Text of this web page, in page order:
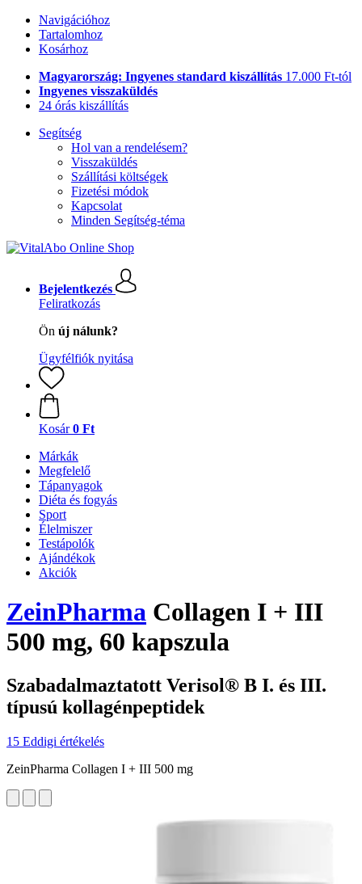
Navigációhoz
Tartalomhoz
Kosárhoz
Magyarország: Ingyenes standard kiszállítás 17.000 Ft-tól
Ingyenes visszaküldés
24 órás kiszállítás
Segítség
Hol van a rendelésem?
Visszaküldés
Szállítási költségek
Fizetési módok
Kapcsolat
Minden Segítség-téma
Bejelentkezés
Feliratkozás
Ön új nálunk?
Ügyfélfiók nyitása
Kosár 0 Ft
Márkák
Megfelelő
Tápanyagok
Diéta és fogyás
Sport
Élelmiszer
Testápolók
Ajándékok
Akciók
ZeinPharma Collagen I + III
500 mg, 60 kapszula
Szabadalmaztatott Verisol® B I. és III.
típusú kollagénpeptidek
15 Eddigi értékelés
ZeinPharma Collagen I + III 500 mg